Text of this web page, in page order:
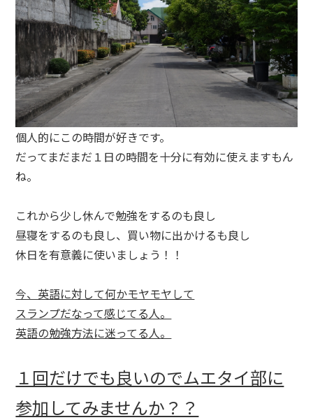
個人的にこの時間が好きです。
だってまだまだ１日の時間を十分に有効に使えますもん
ね。
これから少し休んで勉強をするのも良し
昼寝をするのも良し、買い物に出かけるも良し
休日を有意義に使いましょう！！
今、英語に対して何かモヤモヤして
スランプだなって感じてる人。
英語の勉強方法に迷ってる人。
１回だけでも良いのでムエタイ部に
参加してみませんか？？